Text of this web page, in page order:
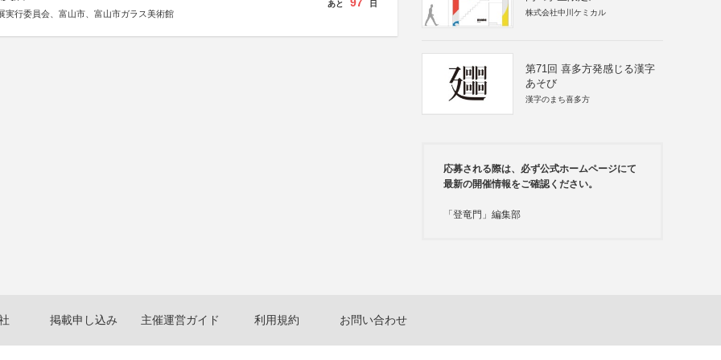
実行委員会、富山市、富山市ガラス美術館
あと 日
株式会社中川ケミカル
第71回 喜多方発感じる漢字
あそび
漢字のまち喜多方
応募される際は、必ず公式ホームページにて
最新の開催情報をご確認ください。
「登竜門」編集部
掲載申し込み 主催運営ガイド 利用規約 お問い合わせ